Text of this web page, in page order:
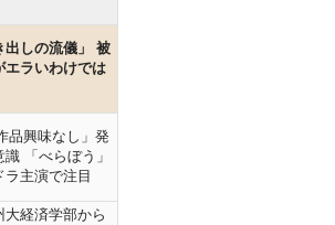
出しの流儀」 被
エラいわけでは
品興味なし」発
「べらぼう」
主演で注目
経済学部から